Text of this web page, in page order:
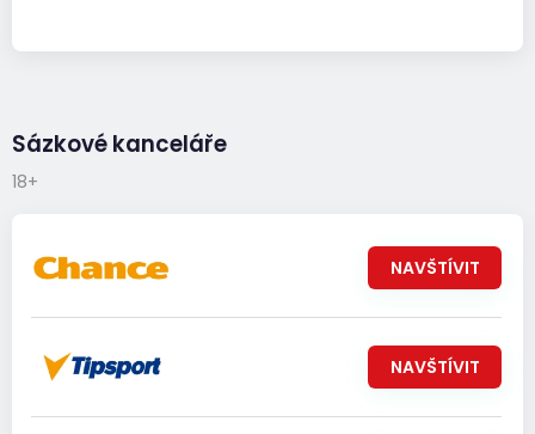
Sázkové kanceláře
18+
NAVŠTÍVIT
NAVŠTÍVIT